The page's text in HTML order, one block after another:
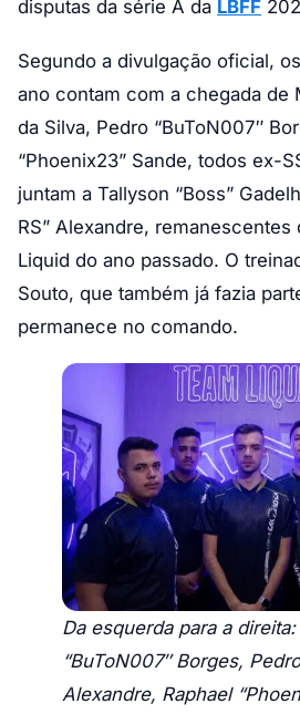
disputas da série A da LBFF
Segundo a divulgação oficial,
ano contam com a chegada de
da Silva, Pedro “BuToN007″
“Phoenix23” Sande, todos ex-
juntam a Tallyson “Boss”
RS” Alexandre, remanescentes
Liquid do ano passado. O
Souto, que também já fazia
permanece no comando.
Da esquerda para a
“BuToN007″ Borges,
Alexandre, Raphael